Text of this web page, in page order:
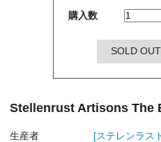
購入数
SOLD OUT
Stellenrust Artisons The
生産者 [ステレンラス